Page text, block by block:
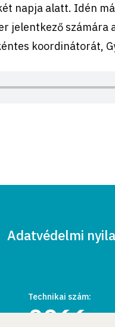
napja alatt. Idén
jelentkező
koordinátorát,
Adatvédelmi
Technikai szám:
0066